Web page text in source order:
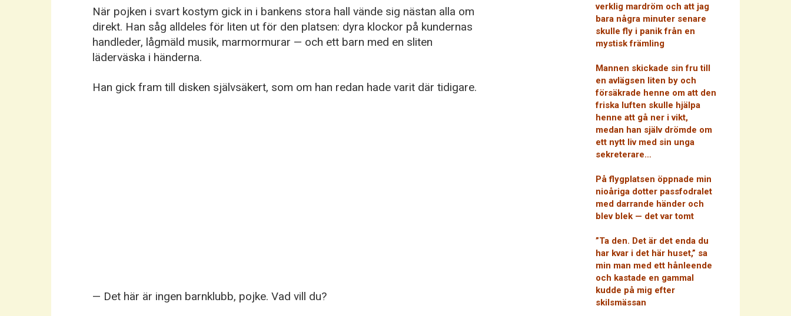
När pojken i svart kostym gick in i bankens stora hall vände sig nästan alla om
direkt. Han såg alldeles för liten ut för den platsen: dyra klockor på kundernas
handleder, lågmäld musik, marmormurar — och ett barn med en sliten
läderväska i händerna.
Han gick fram till disken självsäkert, som om han redan hade varit där tidigare.
— Det här är ingen barnklubb, pojke. Vad vill du?
verklig mardröm och att jag
bara några minuter senare
skulle fly i panik från en
mystisk främling
Mannen skickade sin fru till
en avlägsen liten by och
försäkrade henne om att den
friska luften skulle hjälpa
henne att gå ner i vikt,
medan han själv drömde om
ett nytt liv med sin unga
sekreterare…
På flygplatsen öppnade min
nioåriga dotter passfodralet
med darrande händer och
blev blek — det var tomt
”Ta den. Det är det enda du
har kvar i det här huset,” sa
min man med ett hånleende
och kastade en gammal
kudde på mig efter
skilsmässan